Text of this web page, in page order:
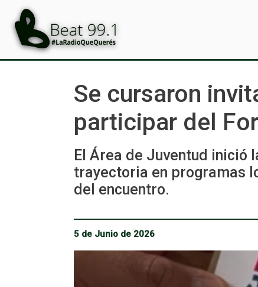
Se cursaron
participar del
El Área de Juventud inició
trayectoria en programas
del encuentro.
5 de Junio de 2026